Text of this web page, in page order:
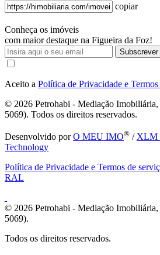
copiar
Conheça os imóveis
com maior destaque na Figueira da Foz!
Aceito a Política de Privacidade e
© 2026 Petrohabi - Mediação
5069). Todos os direitos reservados.
Desenvolvido porO MEU IMO® / XLM
Technology
Política de Privacidade e Termos de
RAL
© 2026 Petrohabi - Mediação
5069).
Todos os direitos reservados.